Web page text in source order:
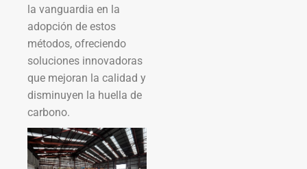
la vanguardia en la
adopción de estos
métodos, ofreciendo
soluciones innovadoras
que mejoran la calidad y
disminuyen la huella de
carbono.